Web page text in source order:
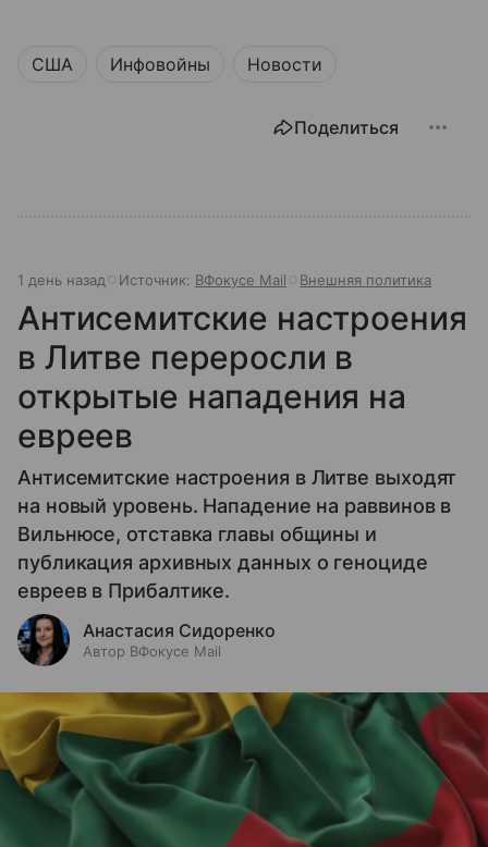
США Инфовойны Новости
Поделиться
1 день назад Источник: ВФокусе Mail Внешняя политика
Антисемитские настроения
в Литве переросли в
открытые нападения на
евреев
Антисемитские настроения в Литве выходят
на новый уровень. Нападение на раввинов в
Вильнюсе, отставка главы общины и
публикация архивных данных о геноциде
евреев в Прибалтике.
Анастасия Сидоренко
Автор ВФокусе Mail